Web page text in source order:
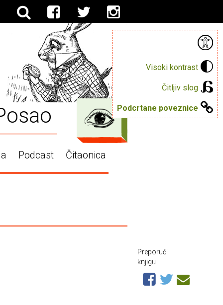
Visoki kontrast
Čitljiv slog
Podcrtane poveznice
Podcast Čitaonica
Preporuči
knjigu